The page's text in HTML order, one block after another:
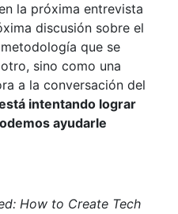
la próxima entrevista
discusión sobre el
que se
sino como una
a la conversación del
intentando lograr
ayudarle
How to Create Tech